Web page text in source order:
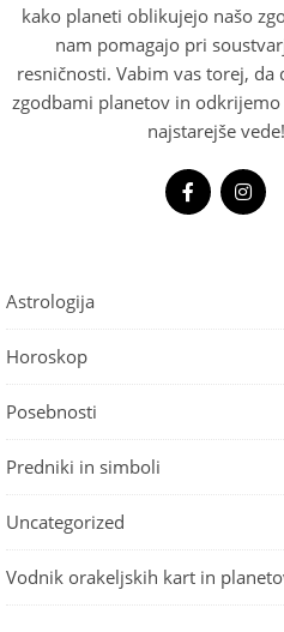
kako planeti oblikujejo našo
nam pomagajo pri
resničnosti. Vabim vas torej, da
zgodbami planetov in
najstarejše vede!
Astrologija
Horoskop
Posebnosti
Predniki in simboli
Uncategorized
Vodnik orakeljskih kart in